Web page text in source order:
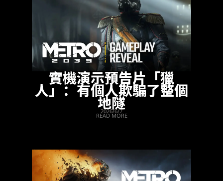
實機演示預告片「獵
人」：有個人欺騙了整個
地隧
2026/6/7
READ MORE